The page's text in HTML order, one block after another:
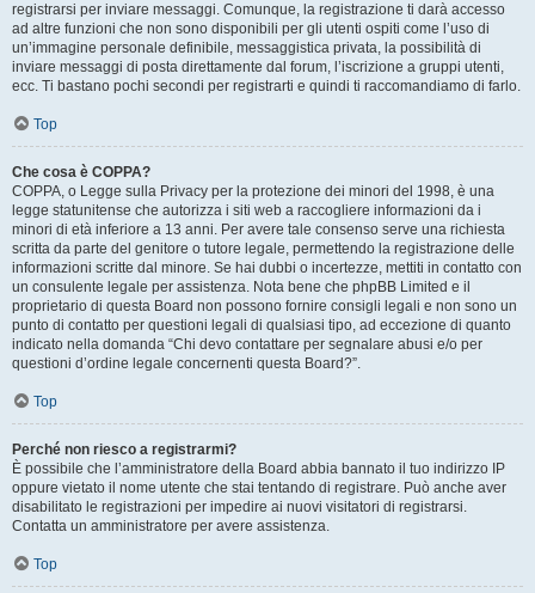
registrarsi per inviare messaggi. Comunque, la registrazione ti darà accesso
ad altre funzioni che non sono disponibili per gli utenti ospiti come l’uso di
un’immagine personale definibile, messaggistica privata, la possibilità di
inviare messaggi di posta direttamente dal forum, l’iscrizione a gruppi utenti,
ecc. Ti bastano pochi secondi per registrarti e quindi ti raccomandiamo di farlo.
Top
Che cosa è COPPA?
COPPA, o Legge sulla Privacy per la protezione dei minori del 1998, è una
legge statunitense che autorizza i siti web a raccogliere informazioni da i
minori di età inferiore a 13 anni. Per avere tale consenso serve una richiesta
scritta da parte del genitore o tutore legale, permettendo la registrazione delle
informazioni scritte dal minore. Se hai dubbi o incertezze, mettiti in contatto con
un consulente legale per assistenza. Nota bene che phpBB Limited e il
proprietario di questa Board non possono fornire consigli legali e non sono un
punto di contatto per questioni legali di qualsiasi tipo, ad eccezione di quanto
indicato nella domanda “Chi devo contattare per segnalare abusi e/o per
questioni d’ordine legale concernenti questa Board?”.
Top
Perché non riesco a registrarmi?
È possibile che l’amministratore della Board abbia bannato il tuo indirizzo IP
oppure vietato il nome utente che stai tentando di registrare. Può anche aver
disabilitato le registrazioni per impedire ai nuovi visitatori di registrarsi.
Contatta un amministratore per avere assistenza.
Top